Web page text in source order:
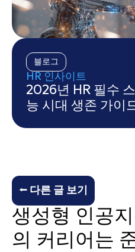
블로그
HR 인사이트
2026년 HR 필수
능 시대 생존 가이
⭠ 다른 글 보기
생성형 인공
의 커리어는